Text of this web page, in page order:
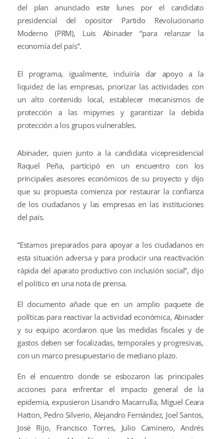
del plan anunciado este lunes por el candidato
presidencial del opositor Partido Revolucionario
Moderno (PRM), Luis Abinader “para relanzar la
economía del país”.
El programa, igualmente, incluiría dar apoyo a la
liquidez de las empresas, priorizar las actividades con
un alto contenido local, establecer mecanismos de
protección a las mipymes y garantizar la debida
protección a los grupos vulnerables.
Abinader, quien junto a la candidata vicepresidencial
Raquel Peña, participó en un encuentro con los
principales asesores económicos de su proyecto y dijo
que su propuesta comienza por restaurar la confianza
de los ciudadanos y las empresas en las instituciones
del país.
“Estamos preparados para apoyar a los ciudadanos en
esta situación adversa y para producir una reactivación
rápida del aparato productivo con inclusión social”, dijo
el político en una nota de prensa.
El documento añade que en un amplio paquete de
políticas para reactivar la actividad económica, Abinader
y su equipo acordaron que las medidas fiscales y de
gastos deben ser focalizadas, temporales y progresivas,
con un marco presupuestario de mediano plazo.
En el encuentro donde se esbozaron las principales
acciones para enfrentar el impacto general de la
epidemia, expusieron Lisandro Macarrulla, Miguel Ceara
Hatton, Pedro Silverio, Alejandro Fernández, Joel Santos,
José Rijo, Francisco Torres, Julio Caminero, Andrés